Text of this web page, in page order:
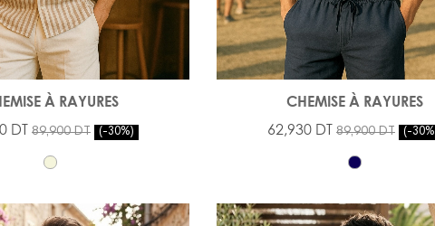
À RAYURES
DT 89,900 DT -30%
CHEMISE À RAYURES
62,930 DT 89,900 DT -30%